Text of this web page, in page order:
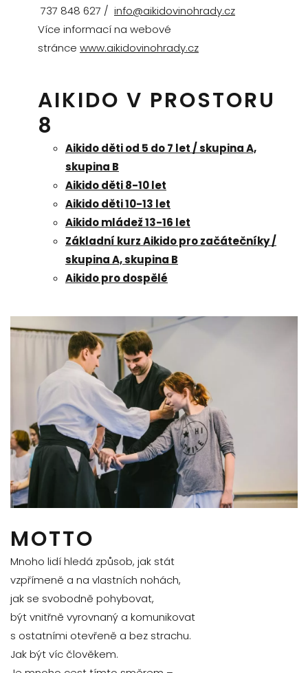
737 848 627 / info@aikidovinohrady.cz
Více informací na webové
stránce www.aikidovinohrady.cz
AIKIDO V PROSTORU
8
Aikido děti od 5 do 7 let / skupina A,
skupina B
Aikido děti 8-10 let
Aikido děti 10-13 let
Aikido mládež 13-16 let
Základní kurz Aikido pro začátečníky /
skupina A, skupina B
Aikido pro dospělé
MOTTO
Mnoho lidí hledá způsob, jak stát
vzpřímeně a na vlastních nohách,
jak se svobodně pohybovat,
být vnitřně vyrovnaný a komunikovat
s ostatními otevřeně a bez strachu.
Jak být víc člověkem.